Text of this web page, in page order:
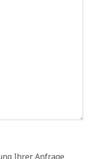
Ihrer Anfrage